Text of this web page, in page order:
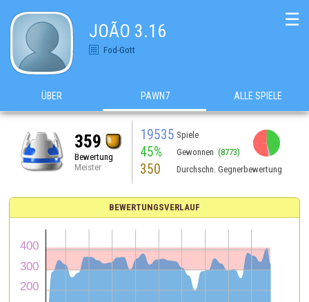
JOÃO 3.16
Fod-Gott
☰
ÜBER PAWN7 ALLE SPIELE
359
Bewertung
Meister
19535 Spiele
45% Gewonnen (8773)
350 Durchschn. Gegnerbewertung
BEWERTUNGSVERLAUF